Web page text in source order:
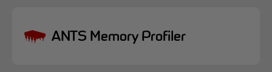
ANTS Memory Profiler